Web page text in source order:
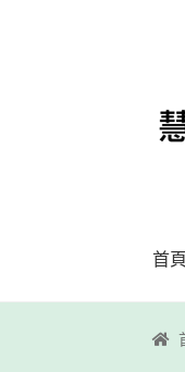
導
覽
內
容
首頁
首